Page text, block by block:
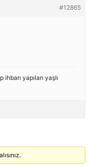
#12865
ihbarı yapılan yaşlı